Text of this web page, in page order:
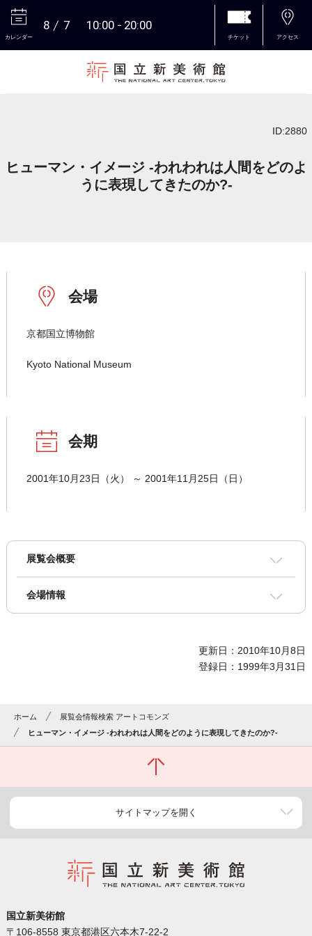
カレンダー
8 7 10:00 20:00
チケット アクセス
ID:2880
ヒューマン・イメージ -われわれは人間をどのよ
うに表現してきたのか?-
会場
京都国立博物館
Kyoto National Museum
会期
2001年10月23日（火） ～ 2001年11月25日（日）
展覧会概要
会場情報
更新日：2010年10月8日
登録日：1999年3月31日
ホーム
展覧会情報検索 アートコモンズ
ヒューマン・イメージ -われわれは人間をどのように表現してきたのか?-
サイトマップを開く
国立新美術館
〒106-8558 東京都港区六本木7-22-2